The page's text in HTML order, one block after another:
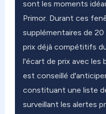
sont les moments
Primor. Durant ces
supplémentaires de
prix déjà compétitifs
l'écart de prix avec les
est conseillé
constituant une liste
surveillant les alertes